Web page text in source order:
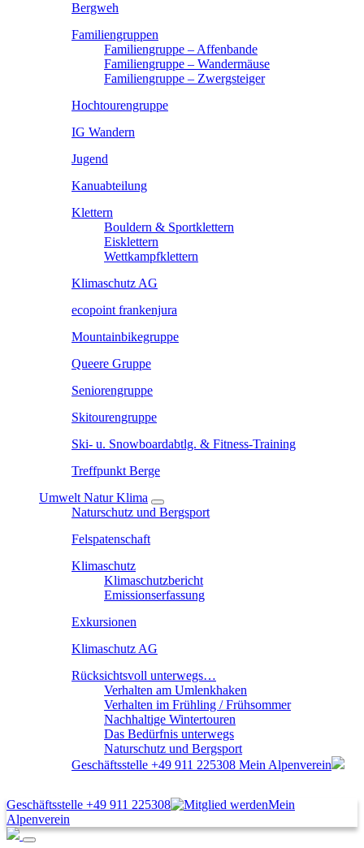
Bergweh
Familiengruppen
Familiengruppe – Affenbande
Familiengruppe – Wandermäuse
Familiengruppe – Zwergsteiger
Hochtourengruppe
IG Wandern
Jugend
Kanuabteilung
Klettern
Bouldern & Sportklettern
Eisklettern
Wettkampfklettern
Klimaschutz AG
ecopoint frankenjura
Mountainbikegruppe
Queere Gruppe
Seniorengruppe
Skitourengruppe
Ski- u. Snowboardabtlg. & Fitness-Training
Treffpunkt Berge
Umwelt Natur Klima
Naturschutz und Bergsport
Felspatenschaft
Klimaschutz
Klimaschutzbericht
Emissionserfassung
Exkursionen
Klimaschutz AG
Rücksichtsvoll unterwegs…
Verhalten am Umlenkhaken
Verhalten im Frühling / Frühsommer
Nachhaltige Wintertouren
Das Bedürfnis unterwegs
Naturschutz und Bergsport
Geschäftsstelle +49 911 225308 Mein Alpenverein
Geschäftsstelle +49 911 225308
Mein
Alpenverein